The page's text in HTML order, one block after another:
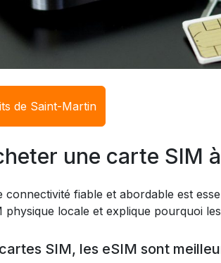
de Saint-Martin
une carte SIM
connectivité fiable et abordable est
locale et explique pourquoi
SIM, les eSIM sont